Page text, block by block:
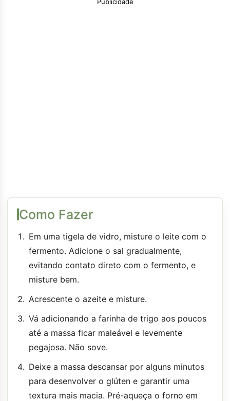
Como Fazer
Em uma tigela de vidro, misture o leite com o
fermento. Adicione o sal gradualmente,
evitando contato direto com o fermento, e
misture bem.
Acrescente o azeite e misture.
Vá adicionando a farinha de trigo aos poucos
até a massa ficar maleável e levemente
pegajosa. Não sove.
Deixe a massa descansar por alguns minutos
para desenvolver o glúten e garantir uma
textura mais macia. Pré-aqueça o forno em